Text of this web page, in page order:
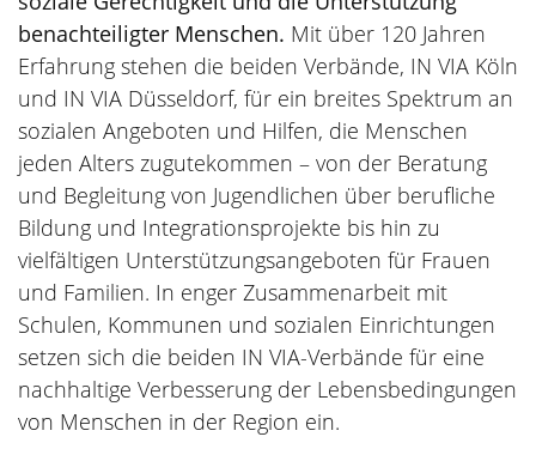
benachteiligter Menschen. Mit über 120 Jahren
Erfahrung stehen die beiden Verbände, IN VIA Köln
und IN VIA Düsseldorf, für ein breites Spektrum an
sozialen Angeboten und Hilfen, die Menschen
jeden Alters zugutekommen – von der Beratung
und Begleitung von Jugendlichen über berufliche
Bildung und Integrationsprojekte bis hin zu
vielfältigen Unterstützungsangeboten für Frauen
und Familien. In enger Zusammenarbeit mit
Schulen, Kommunen und sozialen Einrichtungen
setzen sich die beiden IN VIA-Verbände für eine
nachhaltige Verbesserung der Lebensbedingungen
von Menschen in der Region ein.